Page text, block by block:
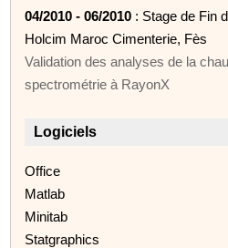
04/2010 - 06/2010 : Stage de Fin
Holcim Maroc Cimenterie, Fès
Validation des analyses de la
spectrométrie à RayonX
Logiciels
Office
Matlab
Minitab
Statgraphics